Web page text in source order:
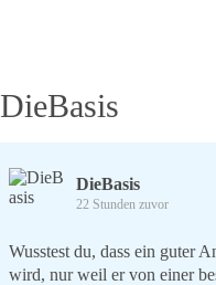
DieBasis
DieBasis
22 Stunden zuvor
Wusstest du, dass ein guter
wird, nur weil er von einer